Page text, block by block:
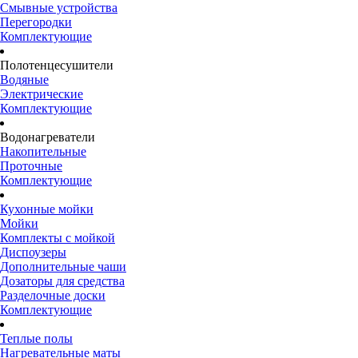
Смывные устройства
Перегородки
Комплектующие
Полотенцесушители
Водяные
Электрические
Комплектующие
Водонагреватели
Накопительные
Проточные
Комплектующие
Кухонные мойки
Мойки
Комплекты с мойкой
Диспоузеры
Дополнительные чаши
Дозаторы для средства
Разделочные доски
Комплектующие
Теплые полы
Нагревательные маты